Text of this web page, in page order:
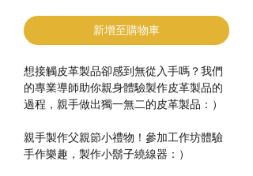
新增至購物車
想接觸皮革製品卻感到無從入手嗎？我們
的專業導師助你親身體驗製作皮革製品的
過程，親手做出獨一無二的皮革製品：）
親手製作父親節小禮物！參加工作坊體驗
手作樂趣，製作小鬍子繞線器：）